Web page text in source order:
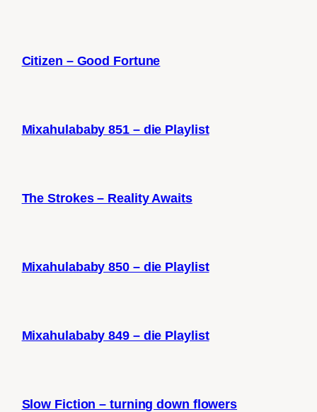
Citizen – Good Fortune
Mixahulababy 851 – die Playlist
The Strokes – Reality Awaits
Mixahulababy 850 – die Playlist
Mixahulababy 849 – die Playlist
Slow Fiction – turning down flowers